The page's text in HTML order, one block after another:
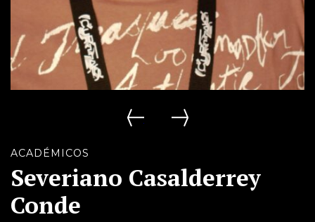
Lola Beccaria
Ricardo De Gracia Moreno
ACADÉMICOS
Severiano Casalderrey
Conde